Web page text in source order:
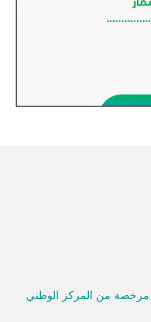
مرخصة من المركز الوطني